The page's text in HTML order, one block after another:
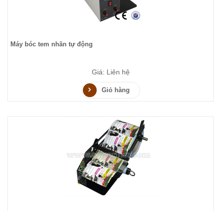
Máy bóc tem nhãn tự động
Giá: Liên hệ
Giỏ hàng